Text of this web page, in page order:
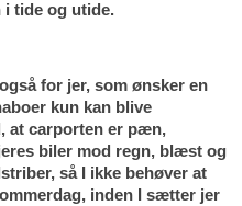
i tide og utide.
for jer, som ønsker en
kun kan blive
at carporten er pæn,
biler mod regn, blæst og
så I ikke behøver at
inden I sætter jer